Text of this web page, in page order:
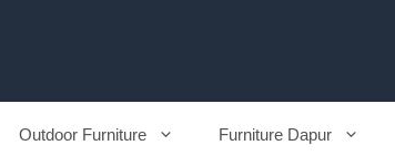
Outdoor Furniture Furniture Dapur